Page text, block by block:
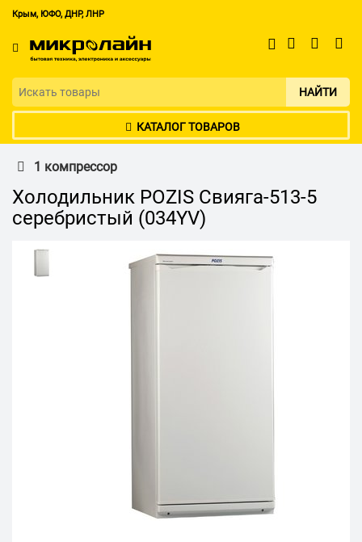
Крым, ЮФО, ДНР, ЛНР
НАЙТИ
КАТАЛОГ ТОВАРОВ
1 компрессор
Холодильник POZIS Свияга-513-5
серебристый (034YV)